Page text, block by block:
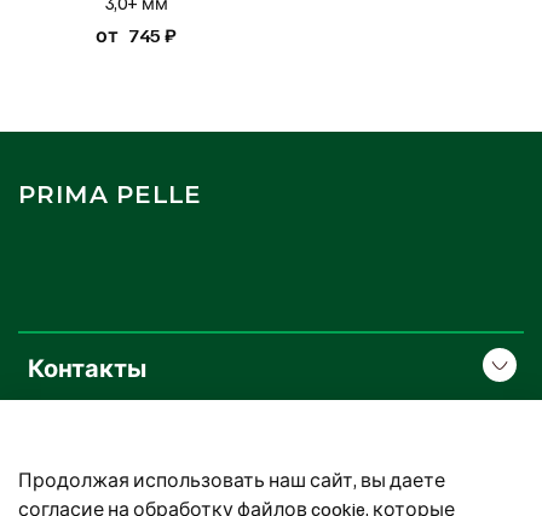
от 745 ₽
Контакты
Покупателям
PRIMA PELLE
Продолжая использовать наш сайт, вы даете
согласие на обработку файлов cookie, которые